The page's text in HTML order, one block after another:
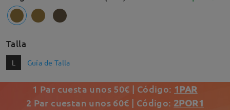
Talla
L Guía de Talla
1 Par cuesta unos 50€ | Código: 1PAR
2 Par cuestan unos 60€ | Código: 2POR1